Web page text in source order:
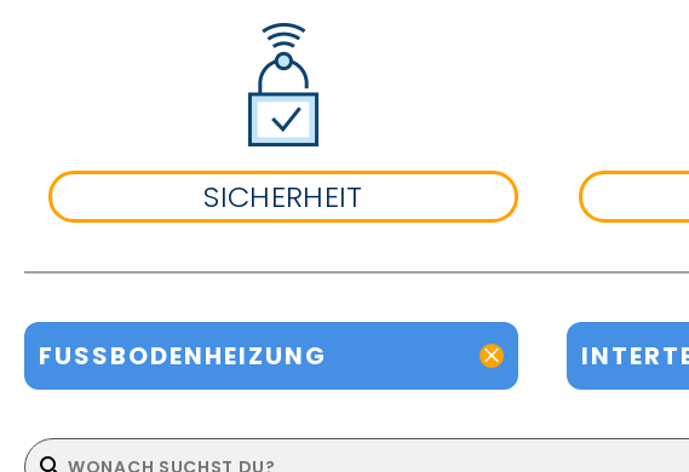
SICHERHEIT
FUSSBODENHEIZUNG